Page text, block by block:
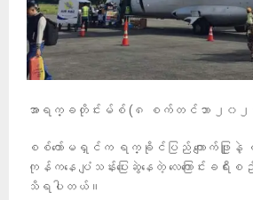
အာရက္ခတိုင်းမ်စ် (၈ စက်တင်ဘာ ၂၀၂
စစ်ကော်မရှင်က ရက္ခိုင်ပြည် ကျောက်ဖြူ
ကုန်ကနေ ပျံသန်းပြေးဆွဲနေတဲ့ လေကြောင်းခရီ
သိရပါတယ်။